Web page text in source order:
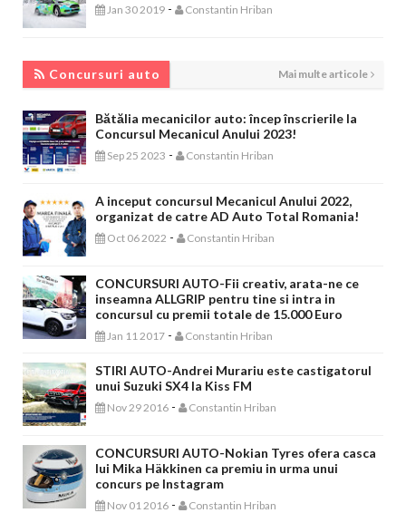
Jan 30 2019 - Constantin Hriban
Concursuri auto Mai multe articole
Bătălia mecanicilor auto: încep înscrierile la
Concursul Mecanicul Anului 2023!
Sep 25 2023 - Constantin Hriban
A inceput concursul Mecanicul Anului 2022,
organizat de catre AD Auto Total Romania!
Oct 06 2022 - Constantin Hriban
CONCURSURI AUTO-Fii creativ, arata-ne ce
inseamna ALLGRIP pentru tine si intra in
concursul cu premii totale de 15.000 Euro
Jan 11 2017 - Constantin Hriban
STIRI AUTO-Andrei Murariu este castigatorul
unui Suzuki SX4 la Kiss FM
Nov 29 2016 - Constantin Hriban
CONCURSURI AUTO-Nokian Tyres ofera casca
lui Mika Häkkinen ca premiu in urma unui
concurs pe Instagram
Nov 01 2016 - Constantin Hriban